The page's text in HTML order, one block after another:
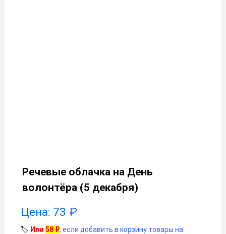
Речевые облачка на День
волонтёра (5 декабря)
Цена: 73 ₽
🏷️ Или 58 ₽, если добавить в корзину товары на